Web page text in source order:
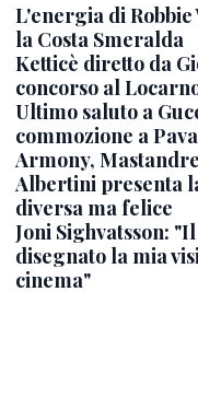
L'energia di
la Costa Smeralda
Ketticè diretto da
concorso al
Ultimo saluto a
commozione a
Armony,
Albertini presenta
diversa ma felice
Joni Sighvatsson:
disegnato la mia
cinema"